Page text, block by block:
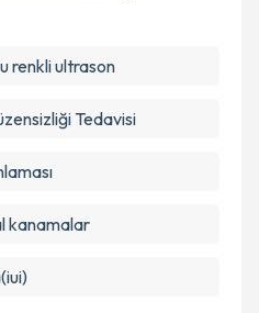
renkli ultrason
Tedavisi
kanamalar